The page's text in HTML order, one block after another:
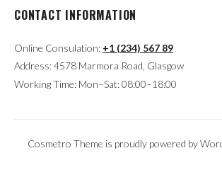
CONTACT INFORMATION
Online Consulation: +1 (234) 567 89
Address: 4578 Marmora Road, Glasgow
Working Time: Mon–Sat: 08:00–18:00
Cosmetro Theme is proudly powered by